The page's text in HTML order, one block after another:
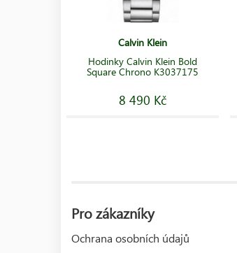
Calvin Klein
Hodinky Calvin Klein Bold
Square Chrono K3037175
8 490 Kč
Pro zákazníky
Ochrana osobních údajů